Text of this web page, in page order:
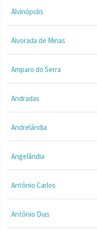
Alvinópolis
Alvorada de Minas
Amparo do Serra
Andradas
Andrelândia
Angelândia
Antônio Carlos
Antônio Dias